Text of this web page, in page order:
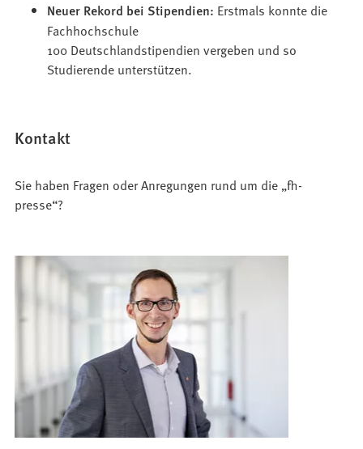
Neuer Rekord bei Stipendien: Erstmals konnte die
Fachhochschule
100 Deutschlandstipendien vergeben und so
Studierende unterstützen.
Kontakt
Sie haben Fragen oder Anregungen rund um die „fh-
presse“?